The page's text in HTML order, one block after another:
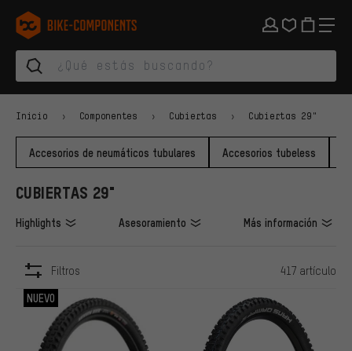
Saltar a la navegación principal
Saltar a la navegación de categorías
Saltar al contenido
Saltar a marcas y al boletín
Saltar al pie de página
bike-components.de Página de inicio
Inicio Componentes Cubiertas Cubiertas 29"
Accesorios de neumáticos tubulares Accesorios tubeless
CUBIERTAS 29"
Highlights Asesoramiento Más información
Filtros 417 artículo
ARTÍCULOS
NUEVO